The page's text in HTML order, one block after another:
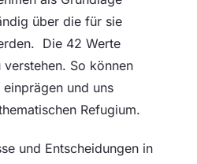
über die für sie
Die 42 Werte
So können
und uns
Refugium.
und Entscheidungen in